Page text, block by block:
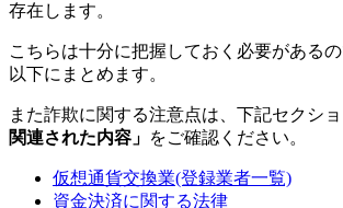
存在します。
こちらは十分に把握しておく必要がある
以下にまとめます。
また詐欺に関する注意点は、下記セクシ
関連された内容」 をご確認ください。
仮想通貨交換業(登録業者一覧)
資金決済に関する法律